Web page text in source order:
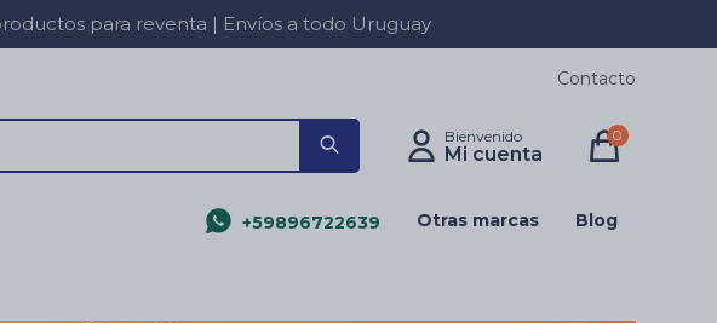
para reventa | Envíos a todo Uruguay
+59896722639 Otras marcas Blog
0
Contacto